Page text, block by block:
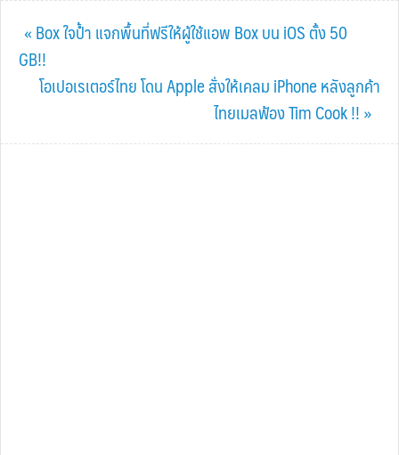
Previous
Post:
« Box ใจป้ำ แจกพื้นที่ฟรีให้ผู้ใช้แอพ Box บน iOS ตั้ง 50
GB!!
Next
โอเปอเรเตอร์ไทย โดน Apple สั่งให้เคลม iPhone หลังลูกค้า
ไทยเมลฟ้อง Tim Cook !! »